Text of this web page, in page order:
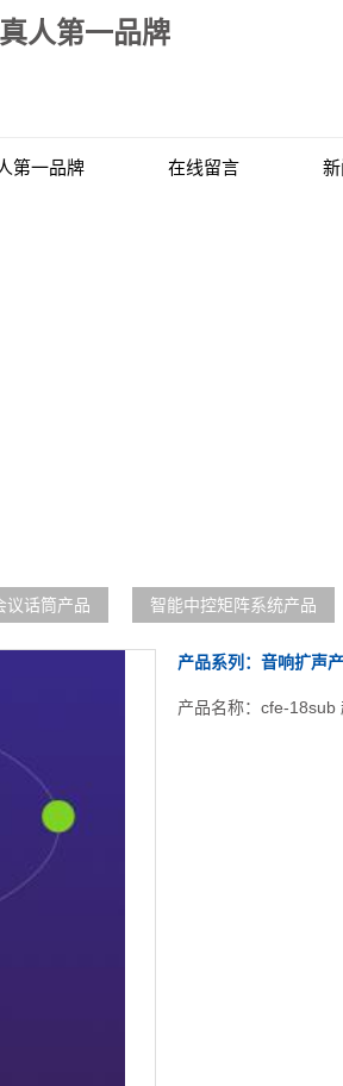
人第一品牌
第一品牌 在线留言
议话筒产品 智能中控矩阵系统产品
产品系列：音响扩声
产品名称：cfe-18sub